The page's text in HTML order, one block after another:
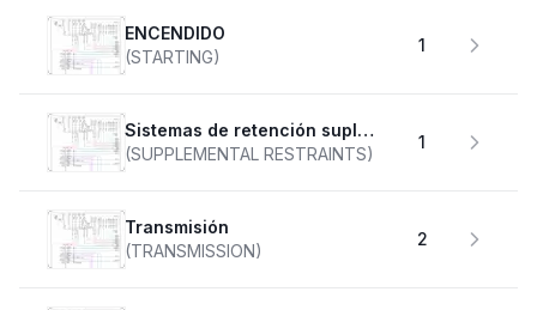
ENCENDIDO
(STARTING)
1
Sistemas de retención suplementarios
(SUPPLEMENTAL RESTRAINTS)
1
transmisión
(TRANSMISSION)
2